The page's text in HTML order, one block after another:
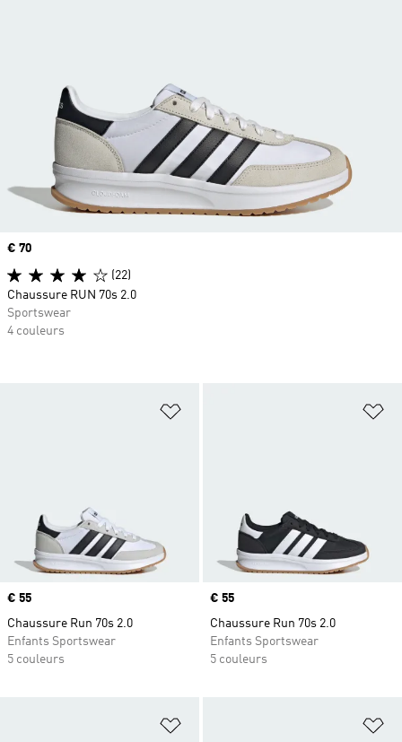
Ajouter à la Liste de produits
Prix
€ 55
Chaussure Run 70s 2.0
Enfants Sportswear
5 couleurs
Prix
€ 55
Chaussure Run 70s 2.0
Enfants Sportswear
5 couleurs
Ajouter à la Liste de produits
Prix
€ 70
(22)
Chaussure RUN 70s 2.0
Sportswear
4 couleurs